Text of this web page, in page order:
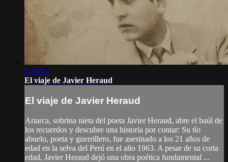
1:36:00
El viaje de Javier Heraud
El viaje de Javier Heraud
Ariarca, sobrina nieta del poeta Javier Heraud, abre el baúl de
los recuerdos y descubre una historia por contar: Su tío
abuelo, poeta y guerrillero, fue asesinado a los 21 años de
edad en la selva del Perú en el año 1963. A pesar de su corta
edad, Javier Heraud dejó una obra poética fundamental ...